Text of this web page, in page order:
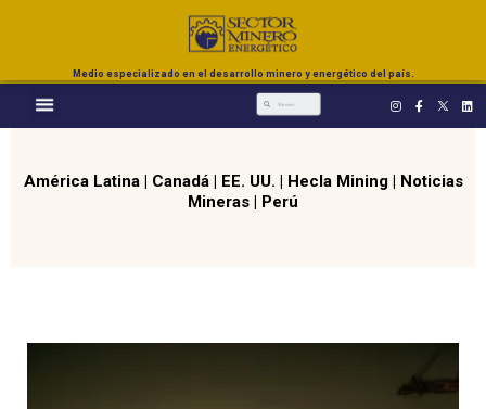
Medio especializado en el desarrollo minero y energético del país.
América Latina| Canadá| EE. UU. | Hecla Mining| Noticias
Mineras | Perú